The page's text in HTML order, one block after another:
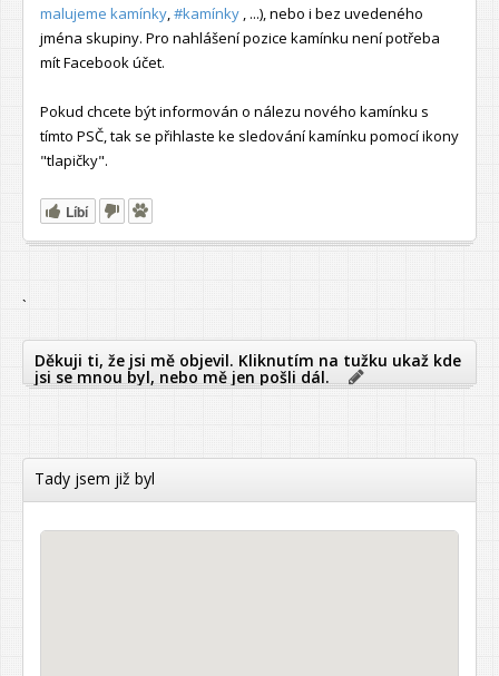
malujeme kamínky #kamínky , ...), nebo i bez uvedeného
jména skupiny. Pro nahlášení pozice kamínku není potřeba
mít Facebook účet.
Pokud chcete být informován o nálezu nového kamínku s
tímto PSČ, tak se přihlaste ke sledování kamínku pomocí ikony
"tlapičky".
Líbí
`
Děkuji ti, že jsi mě objevil. Kliknutím na tužku ukaž kde
jsi se mnou byl, nebo mě jen pošli dál.
Tady jsem již byl